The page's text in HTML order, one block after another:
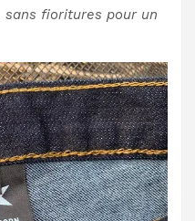
fioritures pour un